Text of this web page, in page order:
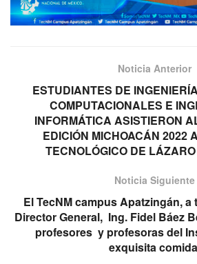
Noticia Anterior
ESTUDIANTES DE
COMPUTACIONALES E
INFORMÁTICA ASISTIERON
EDICIÓN MICHOACÁN 2022
TECNOLÓGICO DE
Noticia Siguiente
El TecNM campus Apatzingán,
Director General, Ing. Fidel Báez
profesores y profesoras del
exquisita